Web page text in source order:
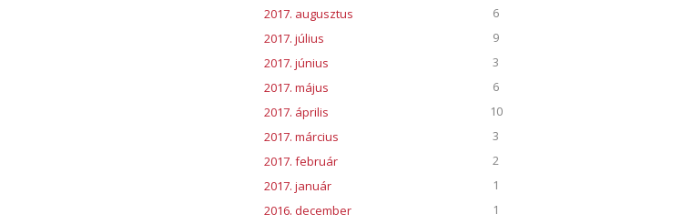
2017. augusztus
6
2017. július
9
2017. június
3
2017. május
6
2017. április
10
2017. március
3
2017. február
2
2017. január
1
2016. december
1